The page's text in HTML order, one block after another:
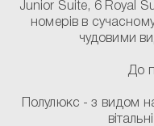
Junior Suite, 6 Royal
номерів в
чудовими
До
Полулюкс - з видом